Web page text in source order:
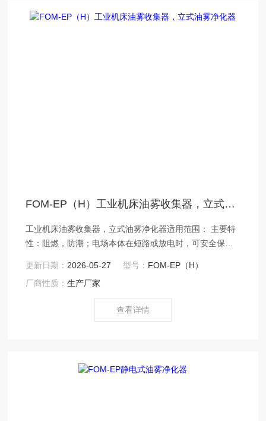
FOM-EP（H）工业机床油雾收集器，立式油雾净化器
工业机床油雾收集器，立式油雾净化器适用范围： 主要特
性：阻燃，防潮；电场本体在短路或放电时，可安全保护5
50~60Hz
更新日期： 2026-05-27 型号： FOM-EP（H）
厂商性质：生产厂家
查看详情